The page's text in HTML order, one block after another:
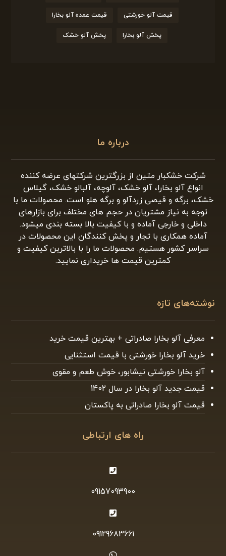
قیمت آلو خورشتی قیمت عمده آلو بخارا
پخش آلو بخارا پخش آلو خشک
درباره ما
شرکت خشکبار متین از بزرگترین شرکتهای عرضه کننده
انواع آلو بخارا، آلو خشک، آلوچه، آلبالو خشک، گیلاس
خشک، برگه و قیصی زردآلو و برگه هلو است. محصولات ما با
توجه به نیاز مشتریان در حجم های مختلف برای بازارهای
داخلی و خارجی آماده و با کیفیت بالا بسته بندی میشود.
آماده همکاری با تجار و پخش کنندگان این محصولات در
سراسر کشور هستیم. محصولات ما را با بالاترین کیفیت و
کمترین قیمت ها خریداری نمایید.
نوشته‌های تازه
معرفی آلو بخارا صادراتی + بهترین قیمت خرید
خرید آلو بخارا خورشتی با قیمت استثنایی
آلو بخارا خورشتی نیشابور، خوش طعم و مقوی
قیمت جدید آلو بخارا در سال 1402
قیمت آلو بخارا صادراتی به پاکستان
راه های ارتباطی
09157093900
09129683661